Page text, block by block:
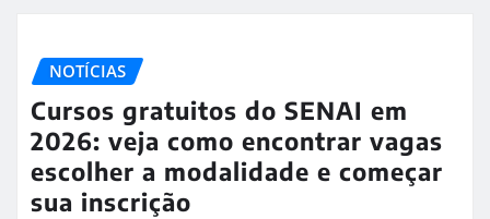
NOTÍCIAS
Cursos gratuitos do SENAI em
2026: veja como encontrar vagas
escolher a modalidade e começar
sua inscrição